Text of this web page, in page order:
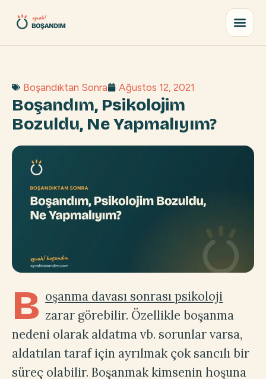
Boşandıktan Sonra Ağustos 12, 2021
Boşandım, Psikolojim
Bozuldu, Ne Yapmalıyım?
B oşanma davası sonrası psikoloji
zarar görebilir. Özellikle boşanma
nedeni olarak aldatma vb. sorunlar varsa,
aldatılan taraf için ayrılmak çok sancılı bir
süreç olabilir. Boşanmak kimsenin hoşuna